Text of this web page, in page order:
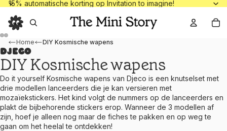
15% automatische korting op Invitation to imagine!
15% automatische korting op Invitation
Home DIY Kosmische wapens
Djeco
DIY Kosmische wapens
Do it yourself Kosmische wapens van Djeco is een knutselset met
drie modellen lanceerders die je kan versieren met
mozaïekstickers. Het kind volgt de nummers op de lanceerders en
plakt de bijbehorende stickers erop. Wanneer de 3 modellen af
zijn, hoef je alleen nog maar de fiches te pakken en op weg te
gaan om het heelal te ontdekken!